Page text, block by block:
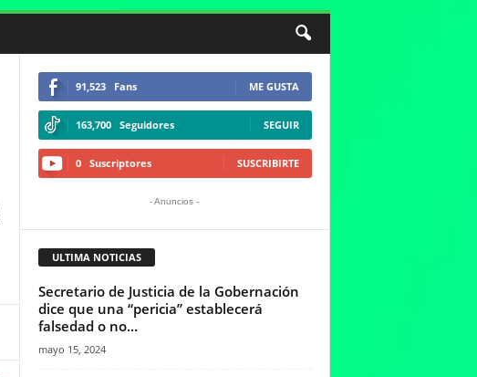
91,523 Fans ME GUSTA
163,700 Seguidores SEGUIR
0 Suscriptores SUSCRIBIRTE
- Anuncios -
ULTIMA NOTICIAS
Secretario de Justicia de la Gobernación
dice que una “pericia” establecerá
falsedad o no...
mayo 15, 2024